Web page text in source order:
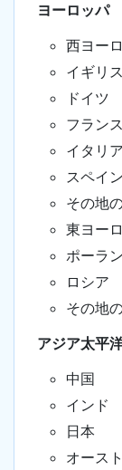
ヨーロッパ
西ヨー
イギリス
ドイツ
フランス
イタリア
スペイン
その地
東ヨー
ポーラ
ロシア
その地
アジア太平
中国
インド
日本
オース